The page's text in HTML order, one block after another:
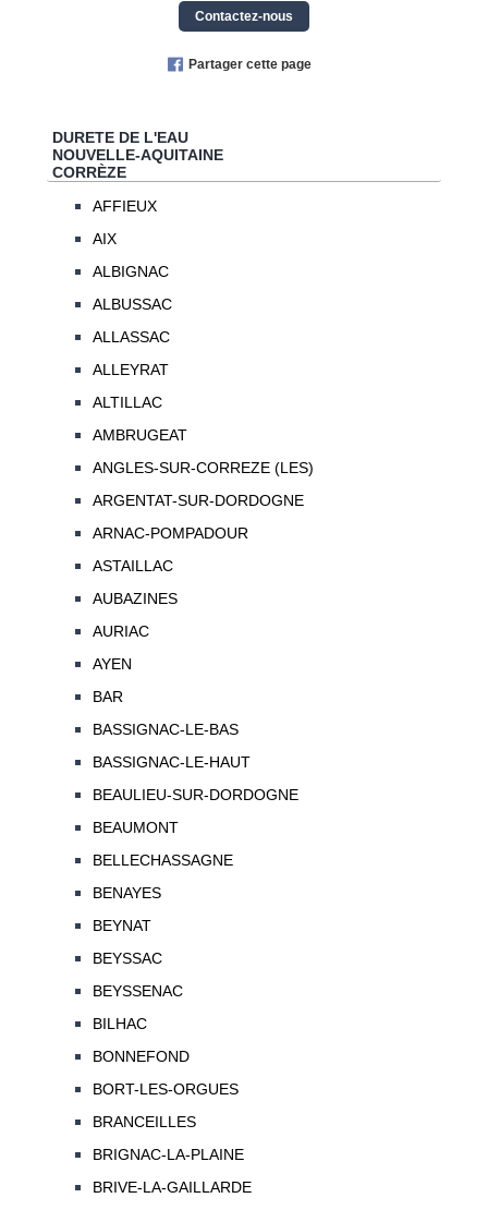
Contactez-nous
Partager cette page
DURETE DE L'EAU
NOUVELLE-AQUITAINE
CORRÈZE
AFFIEUX
AIX
ALBIGNAC
ALBUSSAC
ALLASSAC
ALLEYRAT
ALTILLAC
AMBRUGEAT
ANGLES-SUR-CORREZE (LES)
ARGENTAT-SUR-DORDOGNE
ARNAC-POMPADOUR
ASTAILLAC
AUBAZINES
AURIAC
AYEN
BAR
BASSIGNAC-LE-BAS
BASSIGNAC-LE-HAUT
BEAULIEU-SUR-DORDOGNE
BEAUMONT
BELLECHASSAGNE
BENAYES
BEYNAT
BEYSSAC
BEYSSENAC
BILHAC
BONNEFOND
BORT-LES-ORGUES
BRANCEILLES
BRIGNAC-LA-PLAINE
BRIVE-LA-GAILLARDE